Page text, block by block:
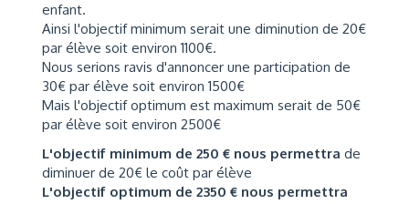
enfant.
Ainsi l'objectif minimum serait une diminution de 20€
par élève soit environ 1100€.
Nous serions ravis d'annoncer une participation de
30€ par élève soit environ 1500€
Mais l'objectif optimum est maximum serait de 50€
par élève soit environ 2500€
L'objectif minimum de 250 € nous permettra de
diminuer de 20€ le coût par élève
L'objectif optimum de 2350 € nous permettra